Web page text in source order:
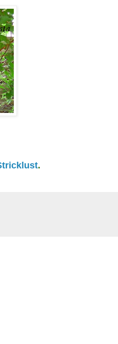
.